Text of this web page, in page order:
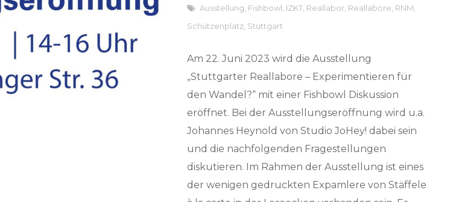
Ausstellung Fishbowl IZKT Reallabor Reallabore RNM
Schützenplatz Stuttgart
Am 22. Juni 2023 wird die Ausstellung
„Stuttgarter Reallabore – Experimentieren für
den Wandel?“ mit einer Fishbowl Diskussion
eröffnet. Bei der Ausstellungseröffnung wird u.a.
Johannes Heynold von Studio JoHey! dabei sein
und die nachfolgenden Fragestellungen
diskutieren. Im Rahmen der Ausstellung ist eines
der wenigen gedruckten Expamlere von Stäffele